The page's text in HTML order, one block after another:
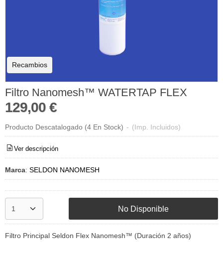
Recambios
Filtro Nanomesh™ WATERTAP FLEX
129,00 €
Producto Descatalogado (4 En Stock) - (Imp. Incluidos)
Ver descripción
Marca: SELDON NANOMESH
No Disponible
Filtro Principal Seldon Flex Nanomesh™ (Duración 2 años)